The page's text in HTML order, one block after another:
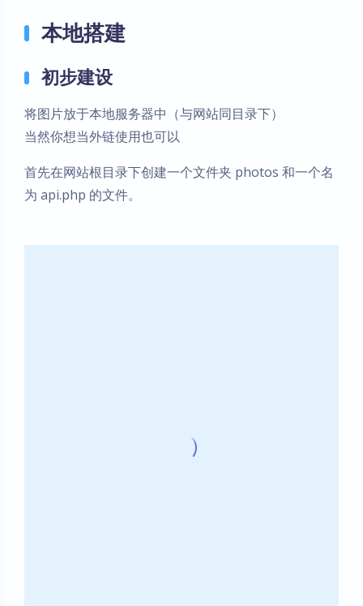
本地搭建
初步建设
将图片放于本地服务器中（与网站同目录下）
当然你想当外链使用也可以
首先在网站根目录下创建一个文件夹 photos 和一个名
为 api.php 的文件。